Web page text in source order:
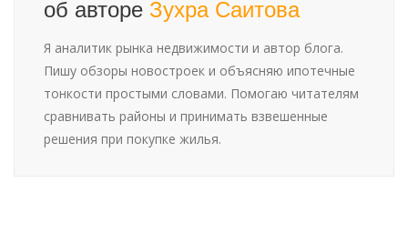
об авторе Зухра Саитова
Я аналитик рынка недвижимости и автор блога.
Пишу обзоры новостроек и объясняю ипотечные
тонкости простыми словами. Помогаю читателям
сравнивать районы и принимать взвешенные
решения при покупке жилья.